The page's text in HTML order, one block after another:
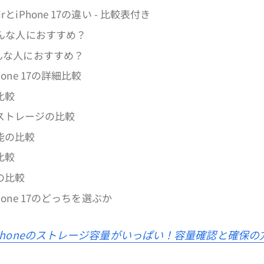
iPhone 17の違い - 比較表付き
人におすすめ？
人におすすめ？
17の詳細比較
較
トレージの比較
の比較
較
比較
17のどっちを選ぶか
のストレージ容量がいっぱい！容量確認と確保の